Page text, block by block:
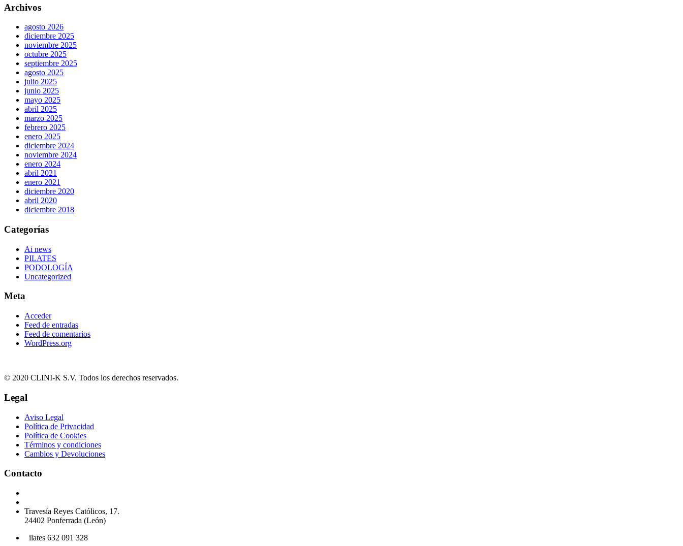
Archivos
agosto 2026
diciembre 2025
noviembre 2025
octubre 2025
septiembre 2025
agosto 2025
julio 2025
junio 2025
mayo 2025
abril 2025
marzo 2025
febrero 2025
enero 2025
diciembre 2024
noviembre 2024
enero 2024
abril 2021
enero 2021
diciembre 2020
abril 2020
diciembre 2018
Categorías
Ai news
PILATES
PODOLOGÍA
Uncategorized
Meta
Acceder
Feed de entradas
Feed de comentarios
WordPress.org
© 2020 CLINI-K S.V. Todos los derechos reservados.
Legal
Aviso Legal
Política de Privacidad
Política de Cookies
Términos y condiciones
Cambios y Devoluciones
Contacto
Travesía Reyes Católicos, 17.
24402 Ponferrada (León)
ilates 632 091 328